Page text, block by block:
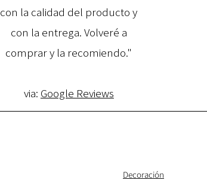
con la calidad del producto y
con la entrega. Volveré a
comprar y la recomiendo."
via: Google Reviews
Decoración